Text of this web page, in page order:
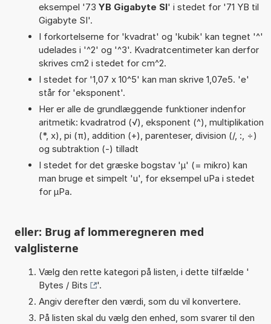
eksempel '73 YB Gigabyte SI' i stedet for '71 YB til
Gigabyte SI'.
I forkortelserne for 'kvadrat' og 'kubik' kan tegnet '^'
udelades i '^2' og '^3'. Kvadratcentimeter kan derfor
skrives cm2 i stedet for cm^2.
I stedet for '1,07 x 10^5' kan man skrive 1,07e5. 'e'
står for 'eksponent'.
Her er alle de grundlæggende funktioner indenfor
aritmetik: kvadratrod (√), eksponent (^), multiplikation
(*, x), pi (π), addition (+), parenteser, division (/, :, ÷)
og subtraktion (-) tilladt
I stedet for det græske bogstav 'µ' (= mikro) kan
man bruge et simpelt 'u', for eksempel uPa i stedet
for µPa.
eller: Brug af lommeregneren med
valglisterne
Vælg den rette kategori på listen, i dette tilfælde '
Bytes / Bits
'.
Angiv derefter den værdi, som du vil konvertere.
På listen skal du vælg den enhed, som svarer til den